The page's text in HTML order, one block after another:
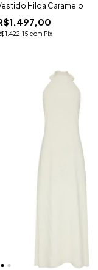
Hilda Caramelo
com Pix